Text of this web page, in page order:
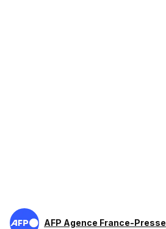
AFP Agence France-Presse